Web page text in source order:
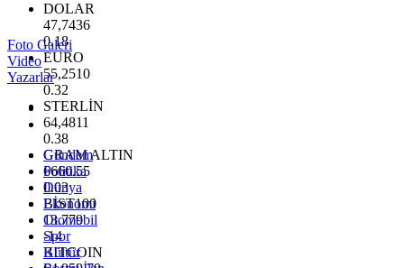
DOLAR
47,7436
0.18
EURO
55,2510
0.32
STERLİN
64,4811
0.38
GRAM ALTIN
6660.55
0.03
BİST100
13.779
-14
BITCOIN
Foto Galeri
Video
Yazarlar
Gündem
Politika
Dünya
Ekonomi
Otomobil
Spor
Kültür